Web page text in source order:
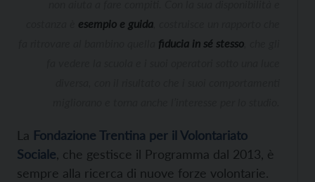
esempio e guida
fiducia in sé stesso
La Fondazione Trentina per il Volontariato
Sociale , che gestisce il Programma dal 2013, è
sempre alla ricerca di nuove forze volontarie.